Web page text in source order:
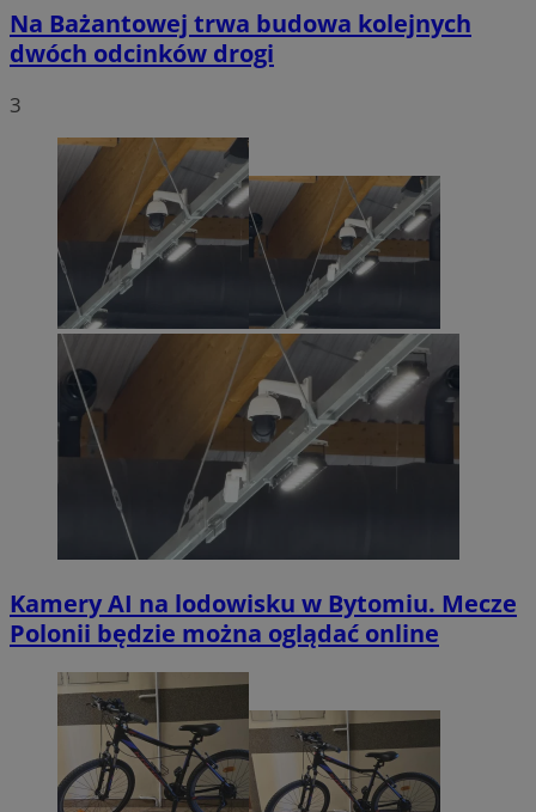
Na Bażantowej trwa budowa kolejnych
dwóch odcinków drogi
3
Kamery AI na lodowisku w Bytomiu. Mecze
Polonii będzie można oglądać online